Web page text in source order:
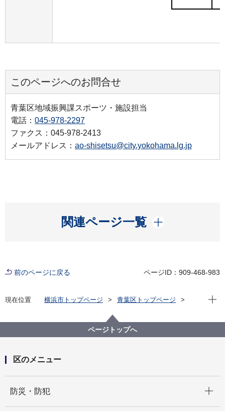
このページへのお問合せ
青葉区地域振興課スポーツ・施設担当
電話： 045-978-2297
ファクス：045-978-2413
メールアドレス： ao-shisetsu@city.yokohama.lg.jp
関連ページ一覧
開く
前のページに戻る ページID：909-468-983
現在位置 横浜市トップページ
青葉区トップページ
区内地区センター一覧
現在
ページトップへ
区のメニュー
防災・防犯